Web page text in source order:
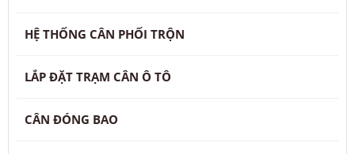
HỆ THỐNG CÂN PHỐI TRỘN
LẮP ĐẶT TRẠM CÂN Ô TÔ
CÂN ĐÓNG BAO